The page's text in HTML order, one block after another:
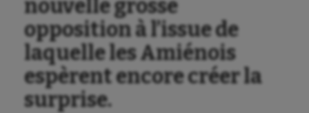
nouvelle grosse
opposition à l’issue de
laquelle les Amiénois
espèrent encore créer la
surprise.